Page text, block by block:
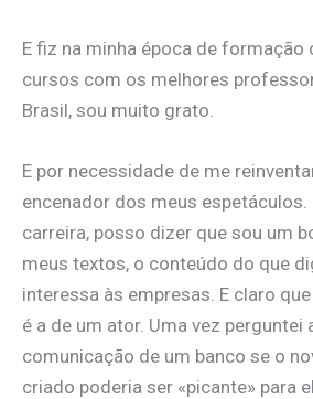
E fiz na minha época de formação
cursos com os melhores
Brasil, sou muito grato.
E por necessidade de me
encenador dos meus
carreira, posso dizer que sou um
meus textos, o conteúdo do que
interessa às empresas. E claro
é a de um ator. Uma vez perguntei
comunicação de um banco se o
criado poderia ser «picante» para